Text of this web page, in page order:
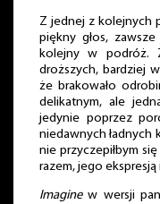
Z jednej z kolejnych
piękny głos,
kolejny w podróż.
droższych, bardziej
że brakowało
delikatnym, ale
jedynie poprzez
niedawnych ładnych
nie przyczepiłbym
razem, jego
Imaginew wersji